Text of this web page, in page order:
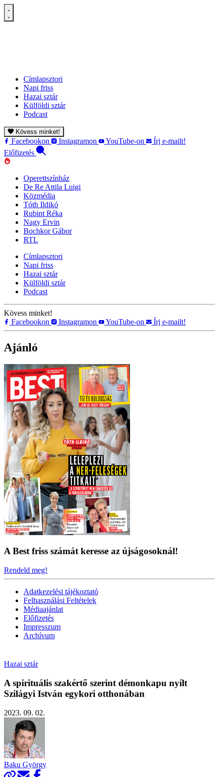
Címlapsztori
Napi friss
Hazai sztár
Külföldi sztár
Podcast
Kövess minket!
Facebookon Instagramon YouTube-on
Írj e-mailt!
Előfizetés
Operettszínház
De Re Attila Luigi
Közmédia
Tóth Ildikó
Rubint Réka
Nagy Ervin
Bochkor Gábor
RTL
Címlapsztori
Napi friss
Hazai sztár
Külföldi sztár
Podcast
Kövess minket!
Facebookon
Instagramon YouTube-on Írj e-mailt!
Ajánló
A Best friss számát keresse az újságosoknál!
Rendeld meg!
Adatkezelési tájékoztató
Felhasználási Feltételek
Médiaajánlat
Előfizetés
Impresszum
Archívum
Hazai sztár
A spirituális szakértő szerint démon­kapu nyílt
Szilágyi István egykori otthonában
2023. 09. 02.
Baku György